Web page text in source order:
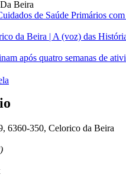
de Saúde Primários
da Beira | A (voz) das
após quatro semanas de
6360-350, Celorico da Beira